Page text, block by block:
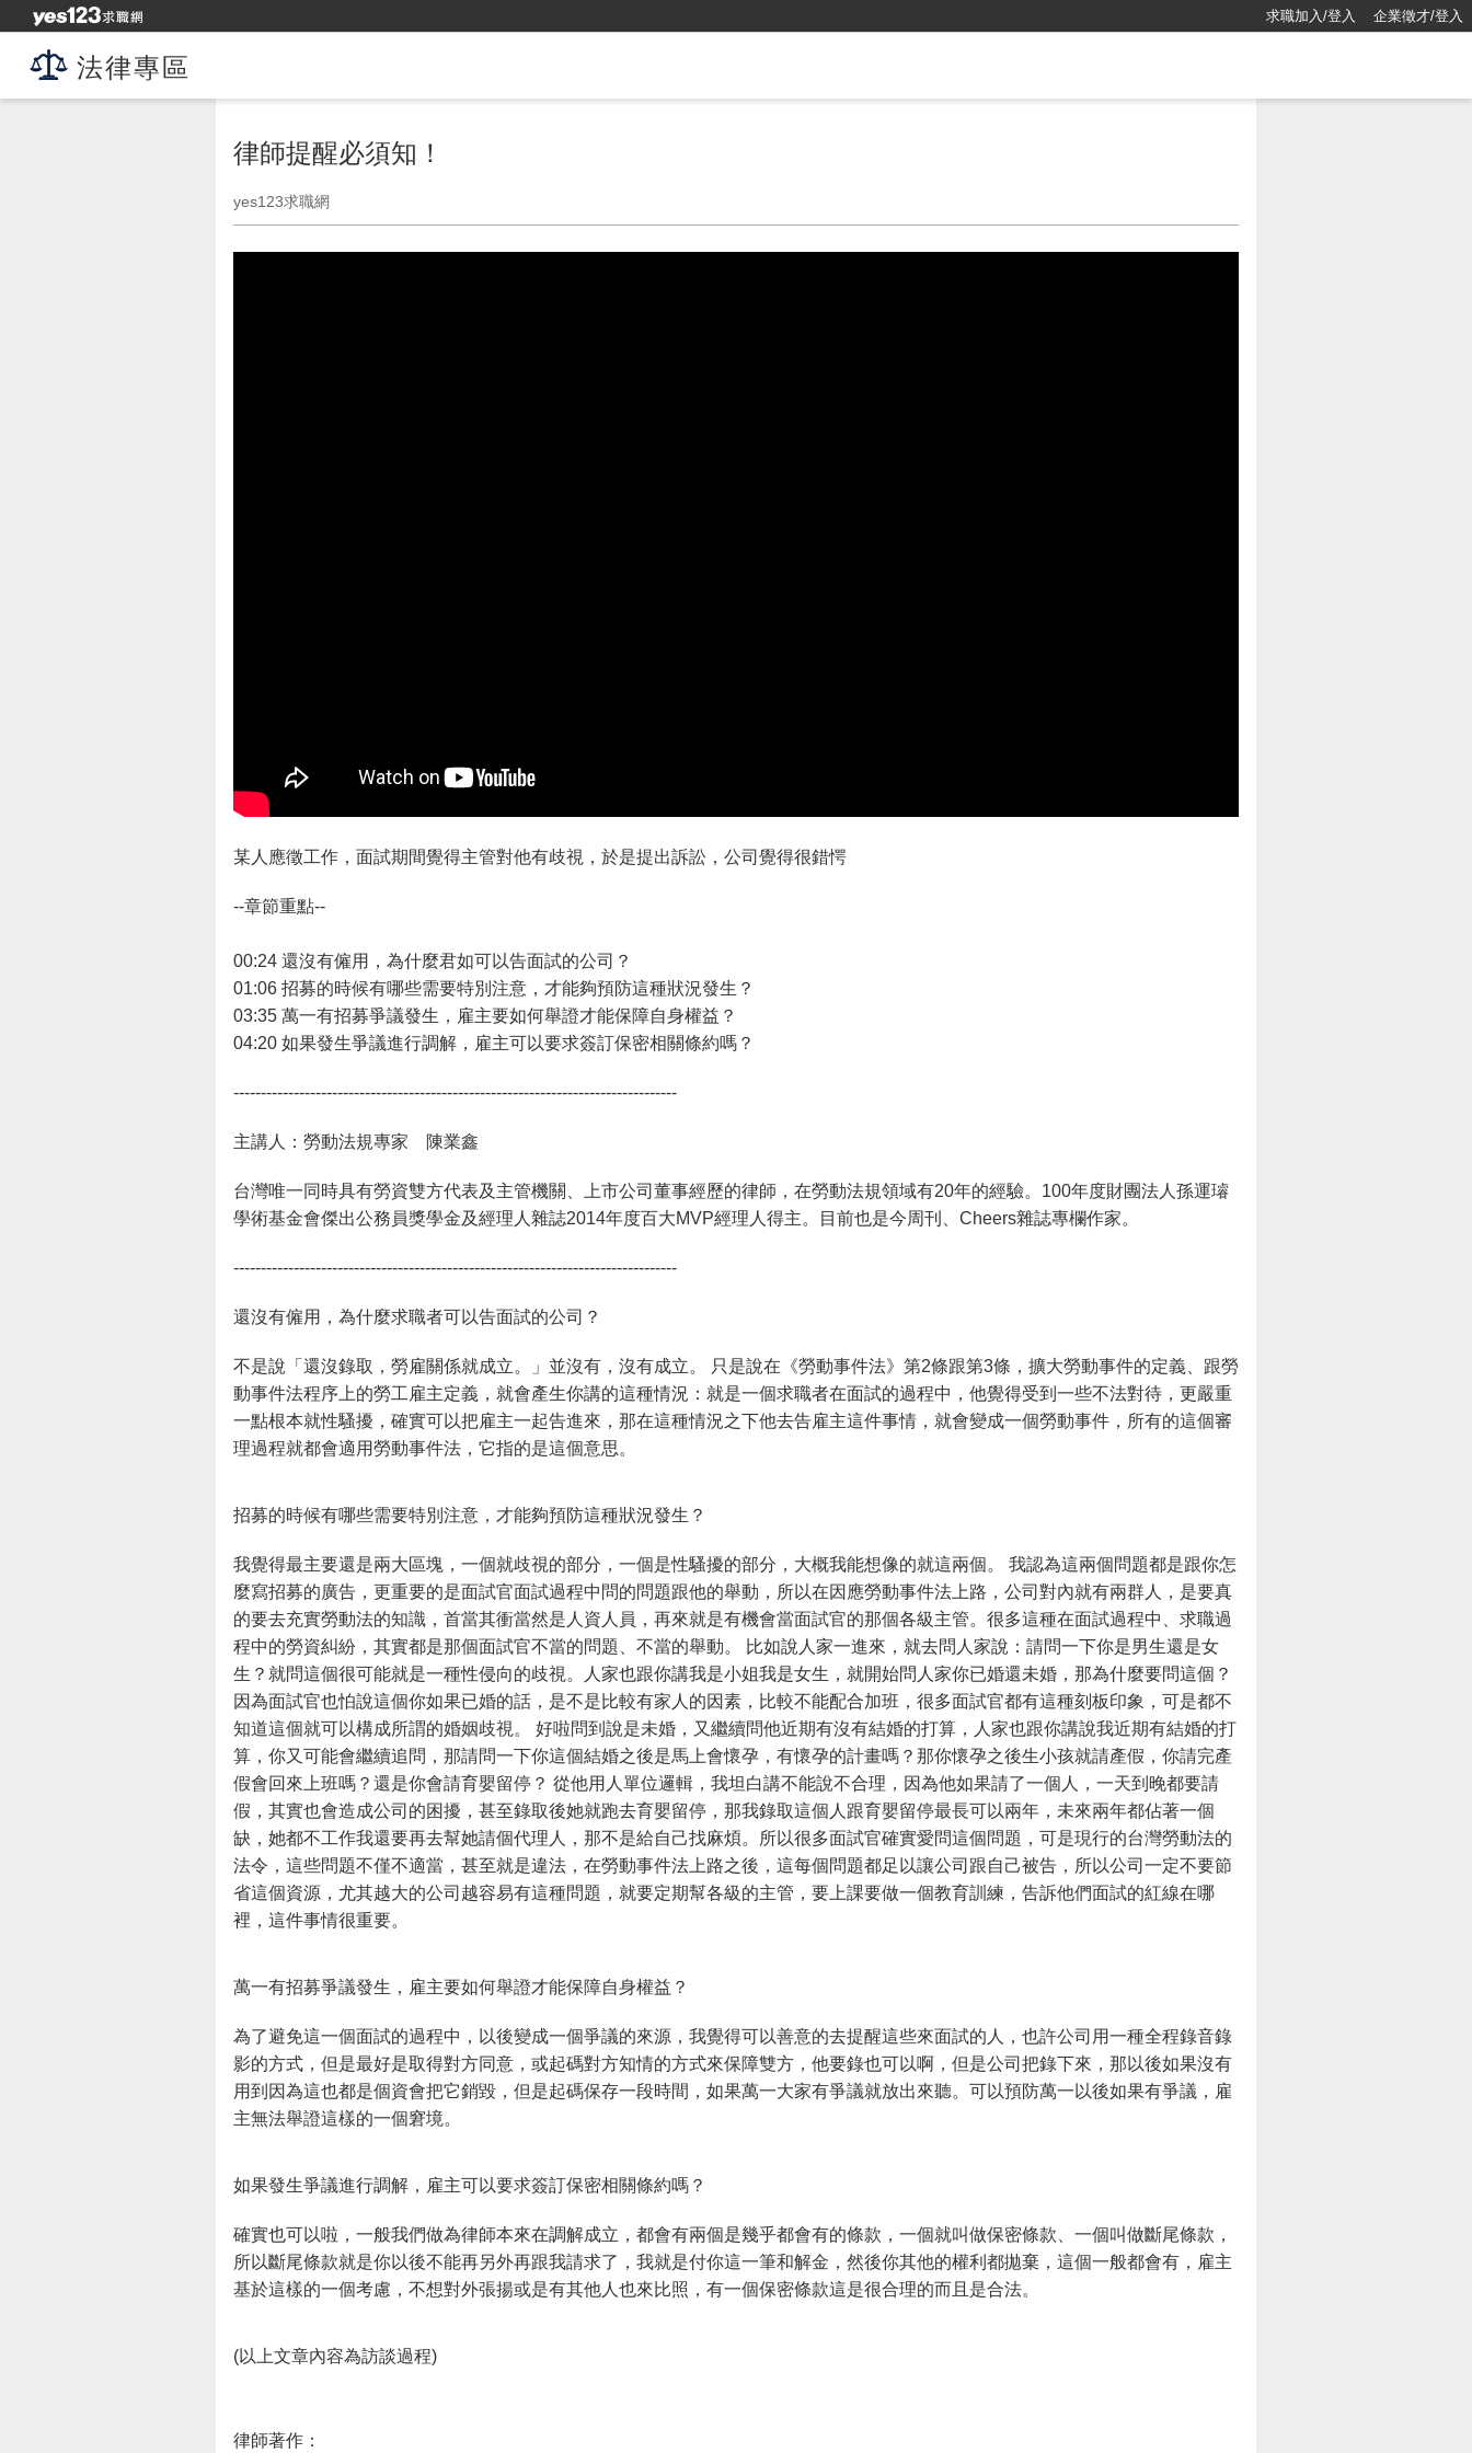
求職加入/登入 企業徵才/登入
法律專區
律師提醒必須知！
yes123求職網
某人應徵工作，面試期間覺得主管對他有歧視，於是提出訴訟，公司覺得很錯愕
--章節重點--
00:24​ 還沒有僱用，為什麼君如可以告面試的公司？
01:06​ 招募的時候有哪些需要特別注意，才能夠預防這種狀況發生？
03:35​ 萬一有招募爭議發生，雇主要如何舉證才能保障自身權益？
04:20​ 如果發生爭議進行調解，雇主可以要求簽訂保密相關條約嗎？
---------------------------------------------------------------------------------
主講人：勞動法規專家 陳業鑫
台灣唯一同時具有勞資雙方代表及主管機關、上市公司董事經歷的律師，在勞動法規領域有20年的經驗。100年度財團法人孫運璿
學術基金會傑出公務員獎學金及經理人雜誌2014年度百大MVP經理人得主。目前也是今周刊、Cheers雜誌專欄作家。
---------------------------------------------------------------------------------
還沒有僱用，為什麼求職者可以告面試的公司？
不是說「還沒錄取，勞雇關係就成立。」並沒有，沒有成立。 只是說在《勞動事件法》第2條跟第3條，擴大勞動事件的定義、跟勞
動事件法程序上的勞工雇主定義，就會產生你講的這種情況：就是一個求職者在面試的過程中，他覺得受到一些不法對待，更嚴重
一點根本就性騷擾，確實可以把雇主一起告進來，那在這種情況之下他去告雇主這件事情，就會變成一個勞動事件，所有的這個審
理過程就都會適用勞動事件法，它指的是這個意思。
招募的時候有哪些需要特別注意，才能夠預防這種狀況發生？
我覺得最主要還是兩大區塊，一個就歧視的部分，一個是性騷擾的部分，大概我能想像的就這兩個。 我認為這兩個問題都是跟你怎
麼寫招募的廣告，更重要的是面試官面試過程中問的問題跟他的舉動，所以在因應勞動事件法上路，公司對內就有兩群人，是要真
的要去充實勞動法的知識，首當其衝當然是人資人員，再來就是有機會當面試官的那個各級主管。很多這種在面試過程中、求職過
程中的勞資糾紛，其實都是那個面試官不當的問題、不當的舉動。 比如說人家一進來，就去問人家說：請問一下你是男生還是女
生？就問這個很可能就是一種性侵向的歧視。人家也跟你講我是小姐我是女生，就開始問人家你已婚還未婚，那為什麼要問這個？
因為面試官也怕說這個你如果已婚的話，是不是比較有家人的因素，比較不能配合加班，很多面試官都有這種刻板印象，可是都不
知道這個就可以構成所謂的婚姻歧視。 好啦問到說是未婚，又繼續問他近期有沒有結婚的打算，人家也跟你講說我近期有結婚的打
算，你又可能會繼續追問，那請問一下你這個結婚之後是馬上會懷孕，有懷孕的計畫嗎？那你懷孕之後生小孩就請產假，你請完產
假會回來上班嗎？還是你會請育嬰留停？ 從他用人單位邏輯，我坦白講不能說不合理，因為他如果請了一個人，一天到晚都要請
假，其實也會造成公司的困擾，甚至錄取後她就跑去育嬰留停，那我錄取這個人跟育嬰留停最長可以兩年，未來兩年都佔著一個
缺，她都不工作我還要再去幫她請個代理人，那不是給自己找麻煩。所以很多面試官確實愛問這個問題，可是現行的台灣勞動法的
法令，這些問題不僅不適當，甚至就是違法，在勞動事件法上路之後，這每個問題都足以讓公司跟自己被告，所以公司一定不要節
省這個資源，尤其越大的公司越容易有這種問題，就要定期幫各級的主管，要上課要做一個教育訓練，告訴他們面試的紅線在哪
裡，這件事情很重要。
萬一有招募爭議發生，雇主要如何舉證才能保障自身權益？
為了避免這一個面試的過程中，以後變成一個爭議的來源，我覺得可以善意的去提醒這些來面試的人，也許公司用一種全程錄音錄
影的方式，但是最好是取得對方同意，或起碼對方知情的方式來保障雙方，他要錄也可以啊，但是公司把錄下來，那以後如果沒有
用到因為這也都是個資會把它銷毀，但是起碼保存一段時間，如果萬一大家有爭議就放出來聽。可以預防萬一以後如果有爭議，雇
主無法舉證這樣的一個窘境。
如果發生爭議進行調解，雇主可以要求簽訂保密相關條約嗎？
確實也可以啦，一般我們做為律師本來在調解成立，都會有兩個是幾乎都會有的條款，一個就叫做保密條款、一個叫做斷尾條款，
所以斷尾條款就是你以後不能再另外再跟我請求了，我就是付你這一筆和解金，然後你其他的權利都拋棄，這個一般都會有，雇主
基於這樣的一個考慮，不想對外張揚或是有其他人也來比照，有一個保密條款這是很合理的而且是合法。
(以上文章內容為訪談過程)
律師著作：